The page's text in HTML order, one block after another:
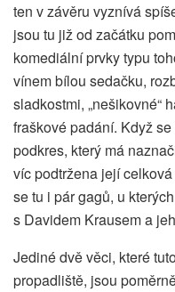
ten v závěru vyznívá
jsou tu již od začátku
komediální prvky typu
vínem bílou sedačku,
sladkostmi, „nešikovné“
fraškové padání. Když
podkres, který má
víc podtržena její
se tu i pár gagů, u
s Davidem Krausem a
Jediné dvě věci, které
propadliště, jsou